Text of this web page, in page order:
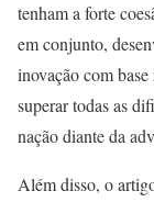
tenham a forte
em conjunto,
inovação com
superar todas as
nação diante da
Além disso, o